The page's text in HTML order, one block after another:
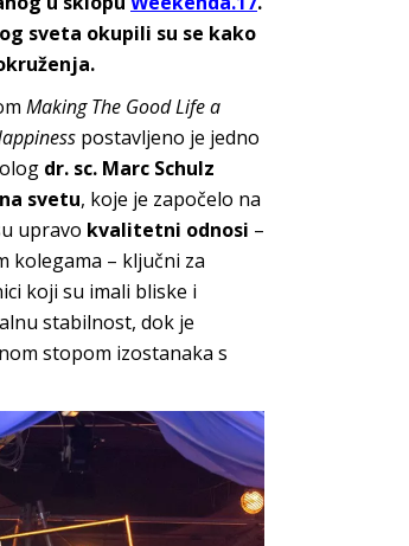
sveta okupili su se kako
Making The Good Life a
postavljeno je jedno
dr. sc. Marc Schulz
svetu, koje je započelo na
upravo kvalitetni odnosi –
kolegama – ključni za
koji su imali bliske i
stabilnost, dok je
stopom izostanaka s